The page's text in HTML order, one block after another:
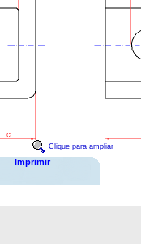
Clique para ampliar
Imprimir